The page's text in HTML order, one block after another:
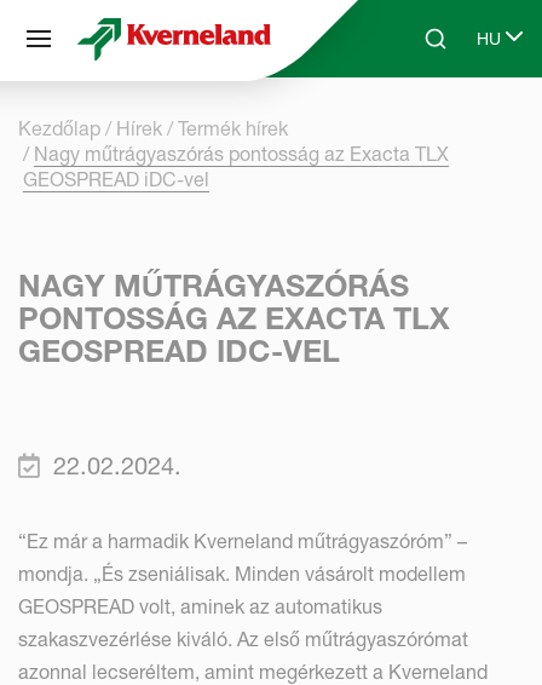
Skip to main contentSearchHU
Select
Kezdőlap Hírek
Termék hírek
Nagy műtrágyaszórás pontosság az Exacta TLX
GEOSPREAD iDC-vel
NAGY MŰTRÁGYASZÓRÁS
PONTOSSÁG AZ EXACTA TLX
GEOSPREAD IDC-VEL
22.02.2024.
“Ez már a harmadik Kverneland műtrágyaszóróm” –
mondja. „És zseniálisak. Minden vásárolt modellem
GEOSPREAD volt, aminek az automatikus
szakaszvezérlése kiváló. Az első műtrágyaszórómat
azonnal lecseréltem, amint megérkezett a Kverneland
Süti preferenciák